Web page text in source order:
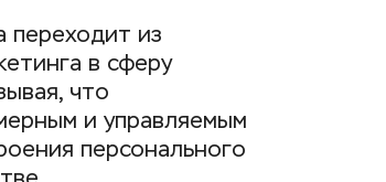
переходит из
в сферу
что
и управляемым
персонального